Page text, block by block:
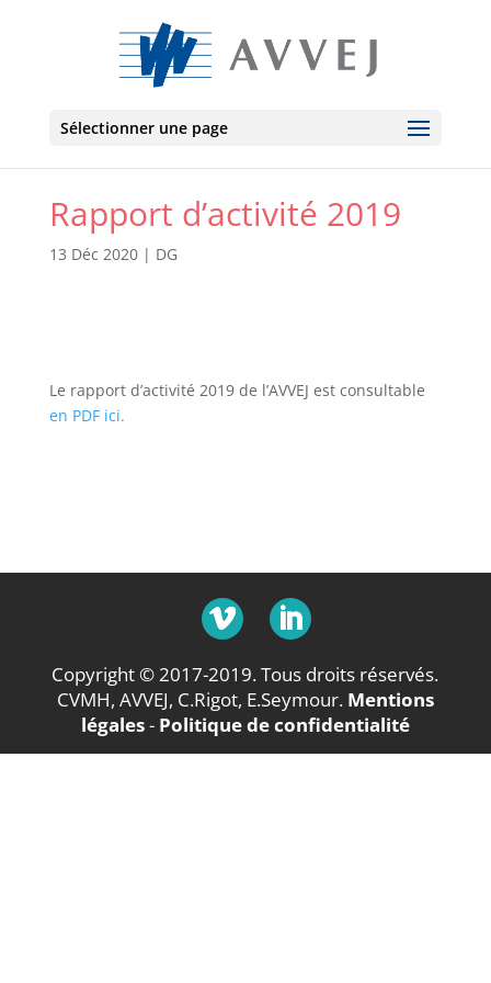
Sélectionner une page
Rapport d’activité 2019
13 Déc 2020| DG
Le rapport d’activité 2019 de l’AVVEJ est consultable
en PDF ici.
Copyright © 2017-2019. Tous droits réservés.
CVMH, AVVEJ, C.Rigot, E.Seymour. Mentions
légales- Politique de confidentialité